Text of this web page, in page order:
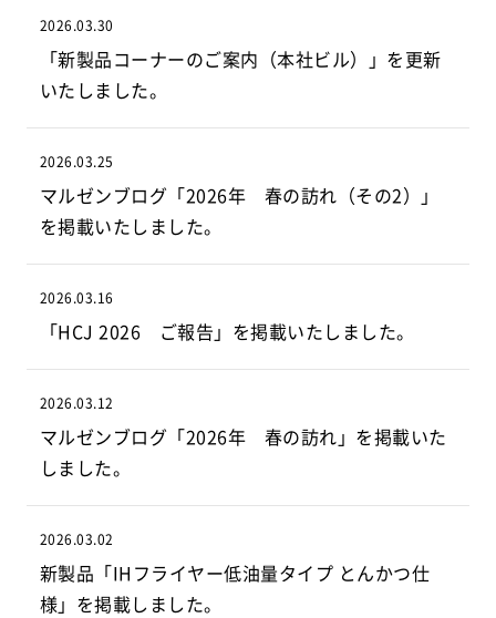
2026.03.30
「新製品コーナーのご案内（本社ビル）」を更新
いたしました。
2026.03.25
マルゼンブログ「2026年 春の訪れ（その2）」
を掲載いたしました。
2026.03.16
「HCJ 2026 ご報告」を掲載いたしました。
2026.03.12
マルゼンブログ「2026年 春の訪れ」を掲載いた
しました。
2026.03.02
新製品「IHフライヤー低油量タイプ とんかつ仕
様」を掲載しました。